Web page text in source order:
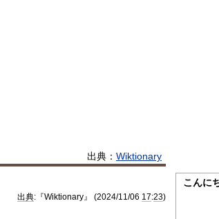
出典： Wiktionary
出典:『Wiktionary』 (2024/11/06 17:23)
こんに